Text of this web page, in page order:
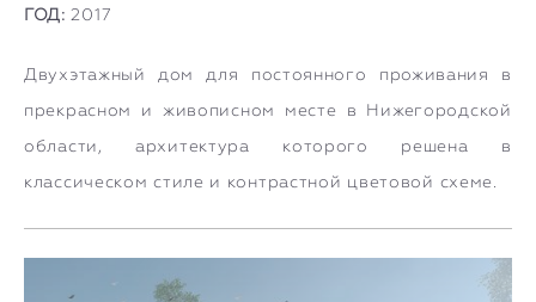
ГОД: 2017
Двухэтажный дом для постоянного проживания в
прекрасном и живописном месте в Нижегородской
области, архитектура которого решена в
классическом стиле и контрастной цветовой схеме.